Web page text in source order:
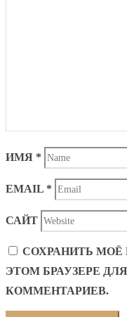
ИМЯ *
EMAIL *
САЙТ
СОХРАНИТЬ МОЁ
ЭТОМ БРАУЗЕРЕ
КОММЕНТАРИЕВ.